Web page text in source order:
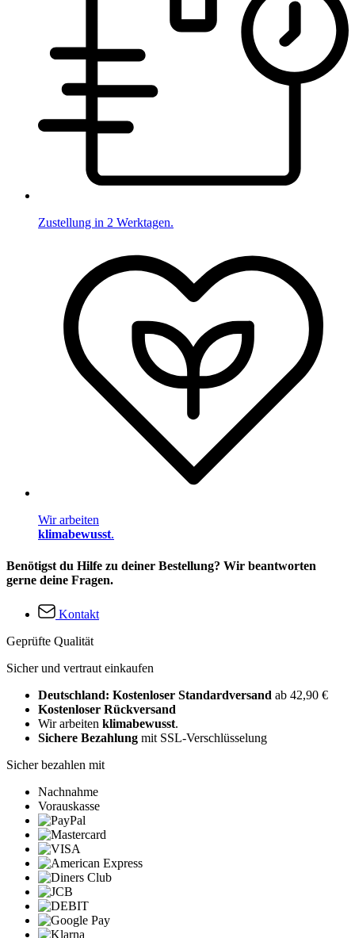
Zustellung in 2 Werktagen.
Wir arbeiten
klimabewusst.
Benötigst du Hilfe zu deiner Bestellung? Wir beantworten
gerne deine Fragen.
Kontakt
Geprüfte Qualität
Sicher und vertraut einkaufen
Deutschland: Kostenloser Standardversand ab 42,90 €
Kostenloser Rückversand
Wir arbeiten klimabewusst.
Sichere Bezahlung mit SSL-Verschlüsselung
Sicher bezahlen mit
Nachnahme
Vorauskasse